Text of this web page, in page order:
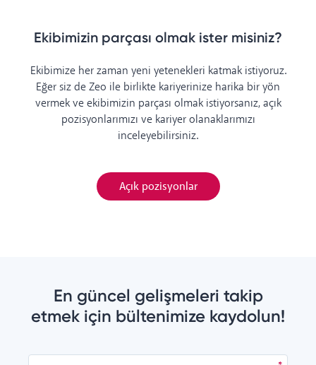
Ekibimizin parçası olmak ister misiniz?
Ekibimize her zaman yeni yetenekleri katmak istiyoruz.
Eğer siz de Zeo ile birlikte kariyerinize harika bir yön
vermek ve ekibimizin parçası olmak istiyorsanız, açık
pozisyonlarımızı ve kariyer olanaklarımızı
inceleyebilirsiniz.
Açık pozisyonlar
En güncel gelişmeleri takip
etmek için bültenimize kaydolun!